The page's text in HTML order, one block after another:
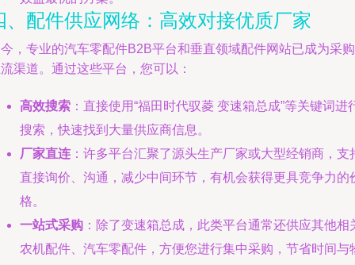
、配件供应网络：高效对接优质厂家
，专业的汽车零配件B2B平台和垂直领域配件网站已成为采购
渠道。通过这些平台，您可以：
高效搜索 ：直接使用“福田时代驭菱 变速箱总成”等关键词进
搜索，快速找到大量供应商信息。
厂家直连 ：许多平台汇聚了源头生产厂家或大型经销商，支
直接询价、沟通，减少中间环节，有机会获得更具竞争力的
格。
一站式采购 ：除了变速箱总成，此类平台通常还供应其他相
农机配件、汽车零配件，方便您进行集中采购，节省时间与